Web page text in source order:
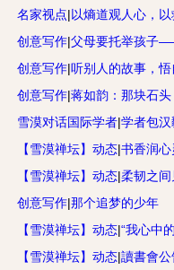
名家视点|以熵道观人心，
创意写作|父母要托举孩子
创意写作|听别人的故事，
创意写作|蒋如韵：那块石头
雪漠对话国际学者|学者包汉
【雪漠禅坛】动态|书香润
【雪漠禅坛】动态|柔韧之间
创意写作|那个追梦的少年
【雪漠禅坛】动态|“我心中
【雪漠禅坛】动态|讀書會